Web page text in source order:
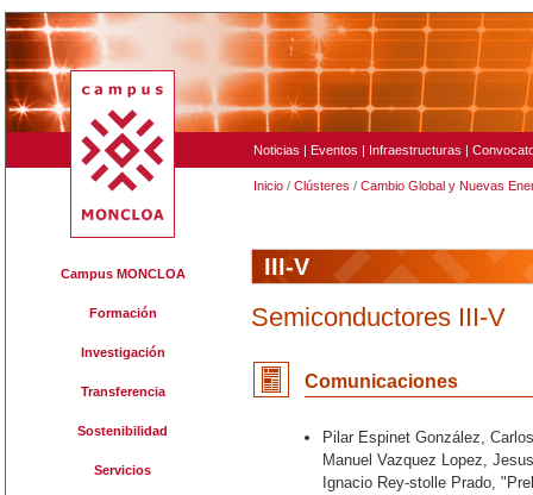
Noticias | Eventos | Infraestructuras |
Inicio / Clústeres / Cambio Global y Nuevas
Campus MONCLOA
Formación
Investigación
Transferencia
Sostenibilidad
Servicios
III-V
Semiconductores III-V
Comunicaciones
Pilar Espinet González,
Manuel Vazquez Lopez,
Ignacio Rey-stolle Prado,